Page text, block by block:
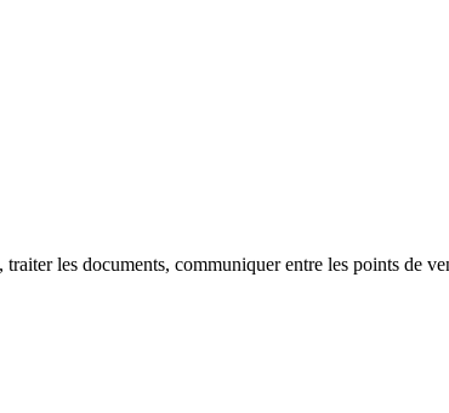
les documents, communiquer entre les points de